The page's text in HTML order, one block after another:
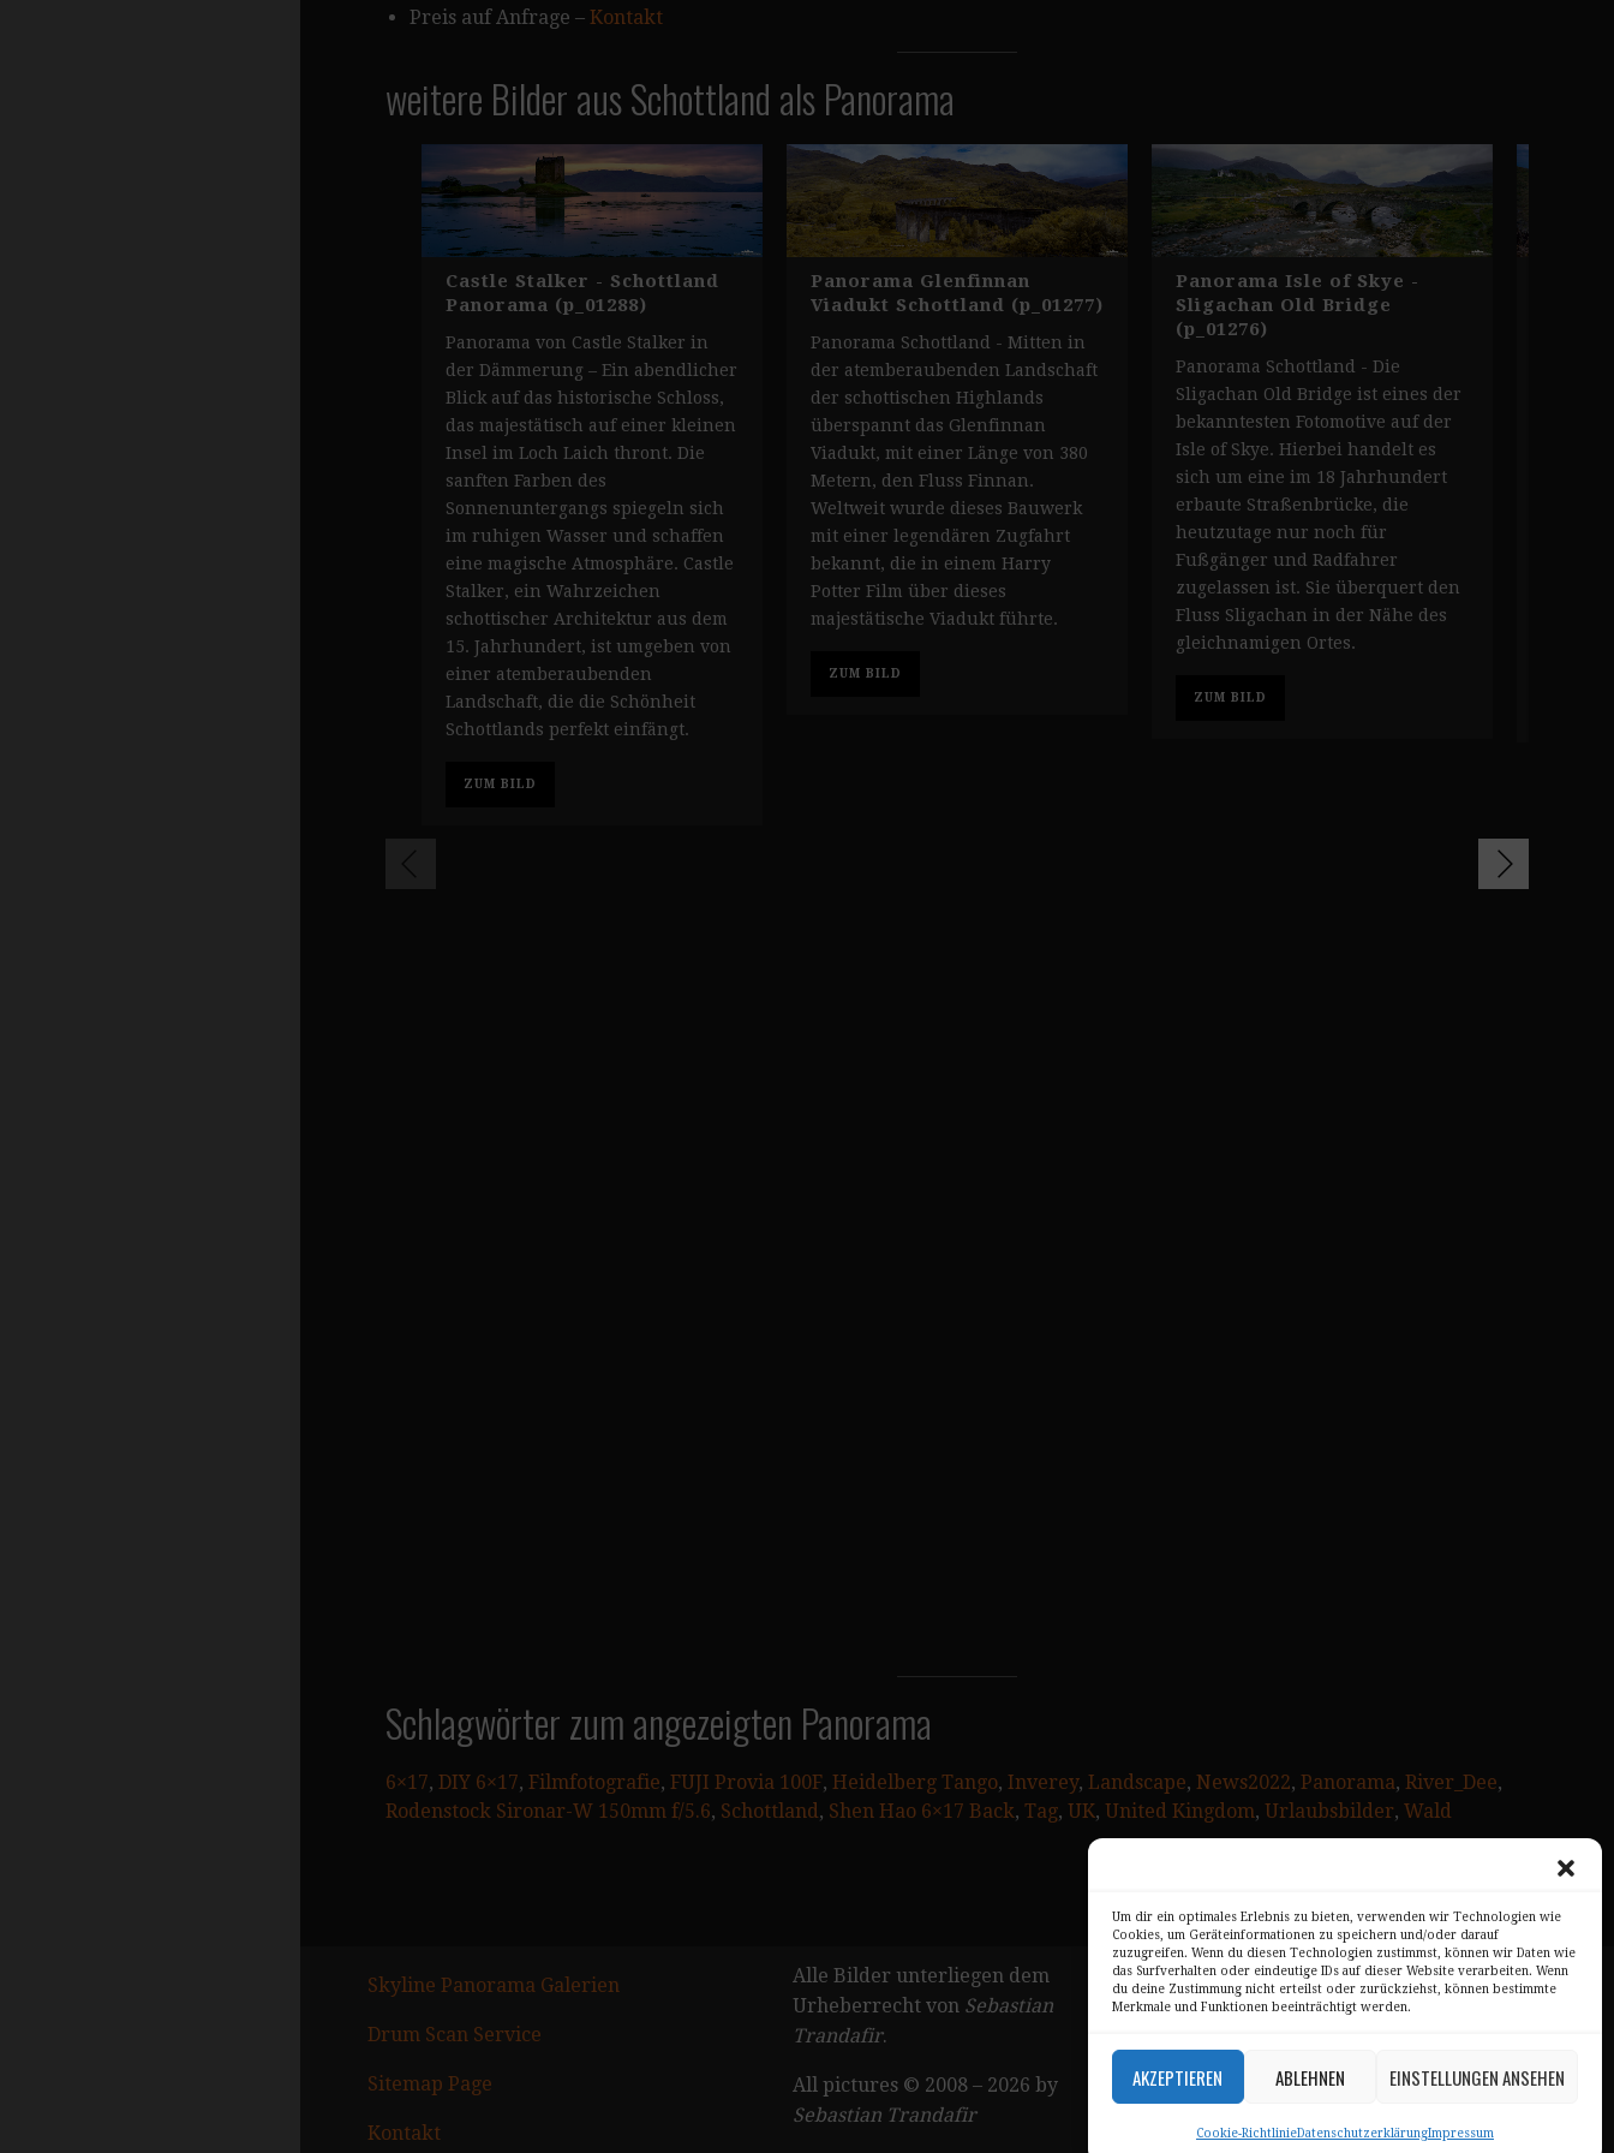
Um dir ein optimales Erlebnis zu bieten, verwenden wir Technologien wie
Cookies, um Geräteinformationen zu speichern und/oder darauf
zuzugreifen. Wenn du diesen Technologien zustimmst, können wir Daten wie
das Surfverhalten oder eindeutige IDs auf dieser Website verarbeiten. Wenn
du deine Zustimmung nicht erteilst oder zurückziehst, können bestimmte
Merkmale und Funktionen beeinträchtigt werden.
AKZEPTIEREN ABLEHNEN EINSTELLUNGEN ANSEHEN
Cookie-RichtlinieDatenschutzerklärungImpressum
Preis auf Anfrage – Kontakt
weitere Bilder aus Schottland als Panorama
Castle Stalker - Schottland
Panorama (p_01288)
Panorama von Castle Stalker in
der Dämmerung – Ein abendlicher
Blick auf das historische Schloss,
das majestätisch auf einer kleinen
Insel im Loch Laich thront. Die
sanften Farben des
Sonnenuntergangs spiegeln sich
im ruhigen Wasser und schaffen
eine magische Atmosphäre. Castle
Stalker, ein Wahrzeichen
schottischer Architektur aus dem
15. Jahrhundert, ist umgeben von
einer atemberaubenden
Landschaft, die die Schönheit
Schottlands perfekt einfängt.
ZUM BILD
Panorama Glenfinnan
Viadukt Schottland (p_01277)
Panorama Schottland - Mitten in
der atemberaubenden Landschaft
der schottischen Highlands
überspannt das Glenfinnan
Viadukt, mit einer Länge von 380
Metern, den Fluss Finnan.
Weltweit wurde dieses Bauwerk
mit einer legendären Zugfahrt
bekannt, die in einem Harry
Potter Film über dieses
majestätische Viadukt führte.
ZUM BILD
Panorama Isle of Skye -
Sligachan Old Bridge
(p_01276)
Panorama Schottland - Die
Sligachan Old Bridge ist eines der
bekanntesten Fotomotive auf der
Isle of Skye. Hierbei handelt es
sich um eine im 18 Jahrhundert
erbaute Straßenbrücke, die
heutzutage nur noch für
Fußgänger und Radfahrer
zugelassen ist. Sie überquert den
Fluss Sligachan in der Nähe des
gleichnamigen Ortes.
ZUM BILD
Schlagwörter zum angezeigten Panorama
6×17, DIY 6×17, Filmfotografie, FUJI Provia 100F, Heidelberg Tango, Inverey, Landscape, News2022, Panorama, River_Dee
Rodenstock Sironar-W 150mm f/5.6, Schottland, Shen Hao 6×17 Back, Tag, UK, United Kingdom, Urlaubsbilder, Wald
Skyline Panorama Galerien
Drum Scan Service
Sitemap Page
Kontakt
Alle Bilder unterliegen dem
Urheberrecht von Sebastian
Trandafir.
All pictures © 2008 – 2026 by
Sebastian Trandafir
Impressum
AGB